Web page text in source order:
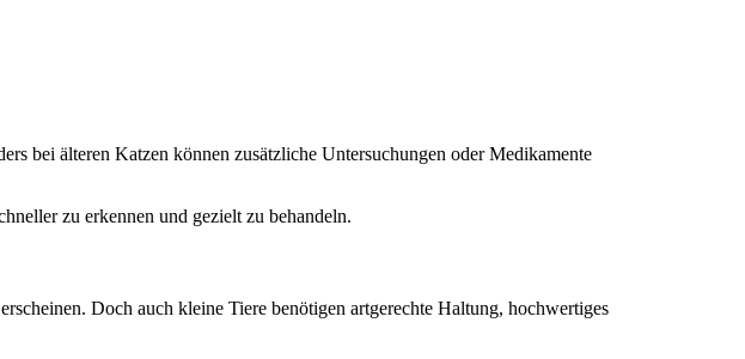
bei älteren Katzen können zusätzliche Untersuchungen oder Medikamente
zu erkennen und gezielt zu behandeln.
Doch auch kleine Tiere benötigen artgerechte Haltung, hochwertiges